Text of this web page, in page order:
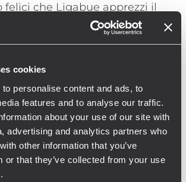
cookies
personalise content and ads, to
features and to analyse our traffic.
about your use of our site with
advertising and analytics partners who
other information that you’ve
or that they’ve collected from your use
felici che Ligabue apprezzi il
onorati della fiducia che ha
per RCF.", commenta Morlini.
oltre a due side da 12 moduli
tutti amplificati con i
XPS 16KD. La serie
presentata da poco sul
amplificatori quattro canali
sono già stati testati a fondo
e importanti installazioni in